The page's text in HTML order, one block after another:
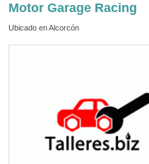
Motor Garage Racing
Ubicado en Alcorcón